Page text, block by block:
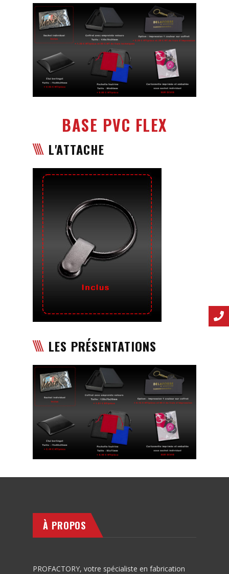
BASE PVC FLEX
L'ATTACHE
LES PRÉSENTATIONS
À PROPOS
PROFACTORY, votre spécialiste en fabrication